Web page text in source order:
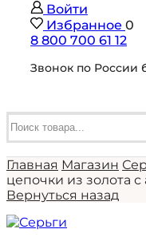
Войти
Избранное 0
8 800 700 61 12
Звонок по России
Главная Магазин
цепочки из золота
Вернуться назад